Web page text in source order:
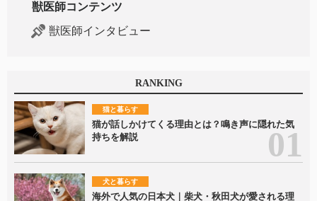
獣医師コンテンツ
獣医師インタビュー
RANKING
猫と暮らす
猫が話しかけてくる理由とは？鳴き声に隠れた気
持ちを解説
犬と暮らす
海外で人気の日本犬｜柴犬・秋田犬が愛される理